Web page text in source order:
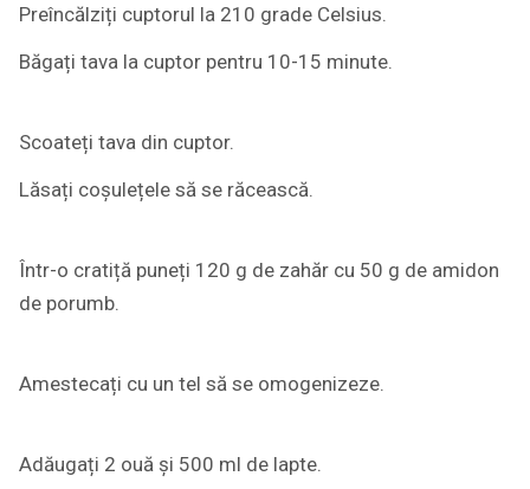
Preîncălziți cuptorul la 210 grade Celsius.
Băgați tava la cuptor pentru 10-15 minute.
Scoateți tava din cuptor.
Lăsați coșulețele să se răcească.
Într-o cratiță puneți 120 g de zahăr cu 50 g de amidon
de porumb.
Amestecați cu un tel să se omogenizeze.
Adăugați 2 ouă și 500 ml de lapte.